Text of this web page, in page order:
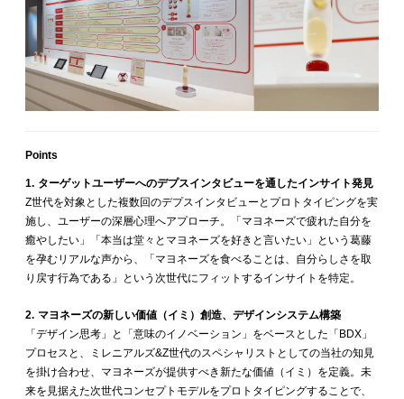
Points
1. ターゲットユーザーへのデプスインタビューを通したインサイト発見
Z世代を対象とした複数回のデプスインタビューとプロトタイピングを実
施し、ユーザーの深層心理へアプローチ。「マヨネーズで疲れた自分を
癒やしたい」「本当は堂々とマヨネーズを好きと言いたい」という葛藤
を孕むリアルな声から、「マヨネーズを食べることは、自分らしさを取
り戻す行為である」という次世代にフィットするインサイトを特定。
2. マヨネーズの新しい価値（イミ）創造、デザインシステム構築
「デザイン思考」と「意味のイノベーション」をベースとした「BDX」
プロセスと、ミレニアルズ&Z世代のスペシャリストとしての当社の知見
を掛け合わせ、マヨネーズが提供すべき新たな価値（イミ）を定義。未
来を見据えた次世代コンセプトモデルをプロトタイピングすることで、